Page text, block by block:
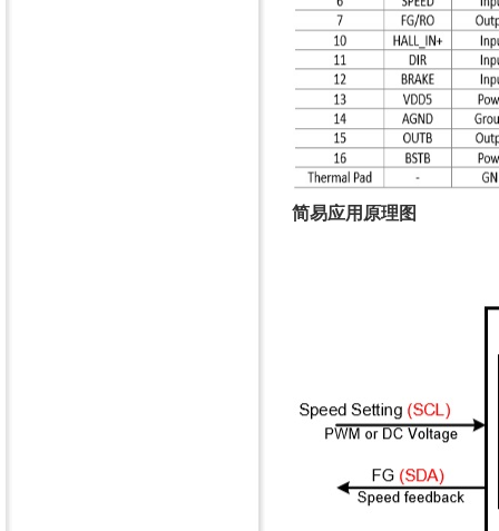
简易应用原理图